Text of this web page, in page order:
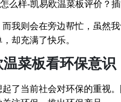
我则会在旁边帮忙，虽然
却充满了快乐。
菜板看环保意识
了当前社会对环保的重视